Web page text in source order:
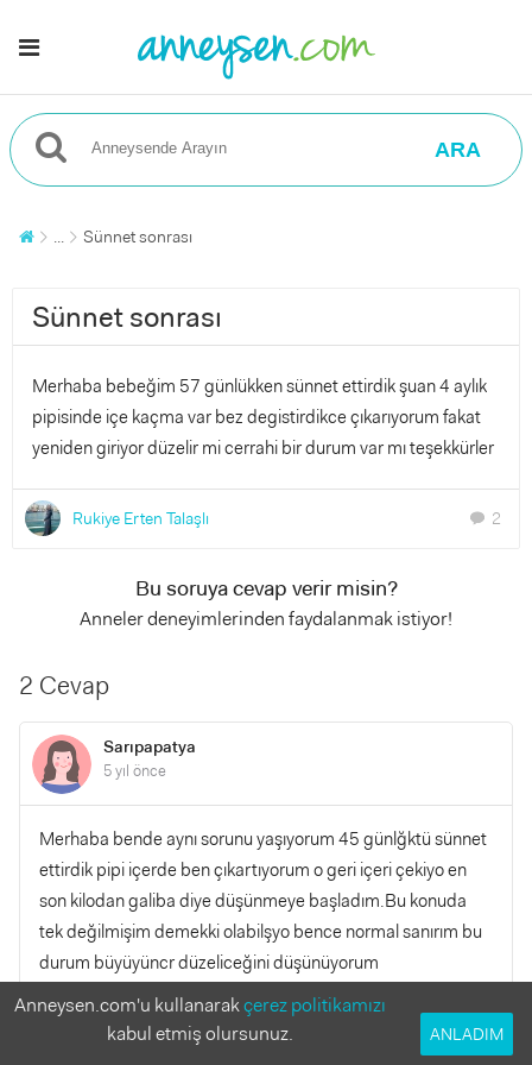
ARA
... Sünnet sonrası
Sünnet sonrası
Merhaba bebeğim 57 günlükken sünnet ettirdik şuan 4 aylık
pipisinde içe kaçma var bez degistirdikce çıkarıyorum fakat
yeniden giriyor düzelir mi cerrahi bir durum var mı teşekkürler
Rukiye Erten Talaşlı chat 2
Bu soruya cevap verir misin?
Anneler deneyimlerinden faydalanmak istiyor!
2 Cevap
Sarıpapatya
5 yıl önce
Merhaba bende aynı sorunu yaşıyorum 45 günlğktü sünnet
ettirdik pipi içerde ben çıkartıyorum o geri içeri çekiyo en
son kilodan galiba diye düşünmeye başladım.Bu konuda
tek değilmişim demekki olabilşyo bence normal sanırım bu
durum büyüyüncr düzeliceğini düşünüyorum
YANITLA
0
Anneysen.com'u kullanarakçerez politikamızı
kabul etmiş olursunuz.
ANLADIM